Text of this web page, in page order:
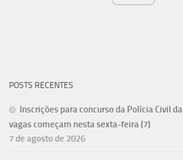
POSTS RECENTES
Inscrições para concurso da Polícia Civil
vagas começam nesta sexta-feira (7)
7 de agosto de 2026